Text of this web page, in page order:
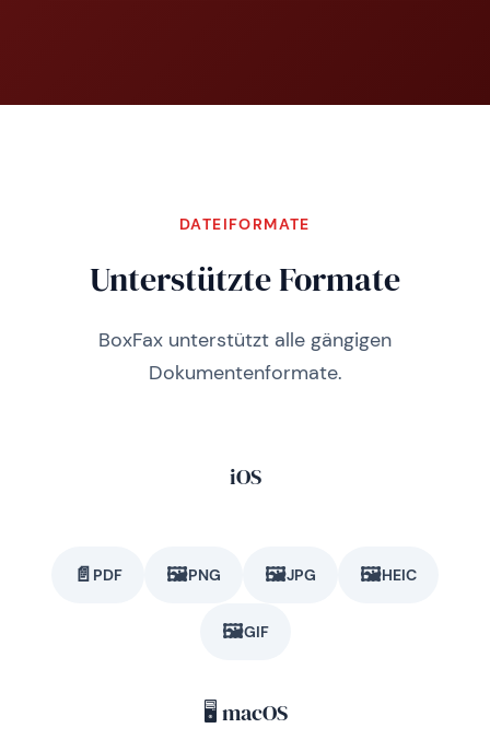
DATEIFORMATE
Unterstützte Formate
BoxFax unterstützt alle gängigen
Dokumentenformate.
iOS
📄 PDF 🖼️PNG 🖼️JPG 🖼️HEIC
🖼️GIF
🖥️ macOS